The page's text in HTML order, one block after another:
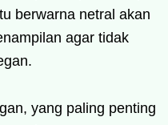
berwarna netral akan
agar tidak
yang paling penting